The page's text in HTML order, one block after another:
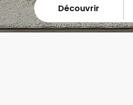
Découvrir